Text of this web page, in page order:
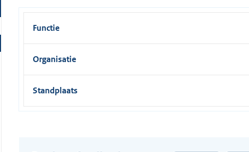
Functie
Organisatie
Standplaats